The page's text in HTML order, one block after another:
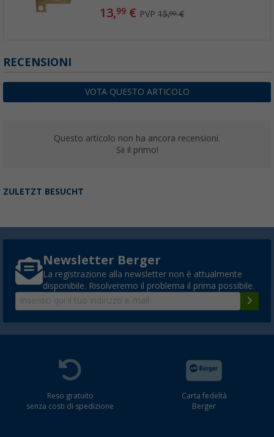
13,99 € PVP15,90€
RECENSIONI
VOTA QUESTO ARTICOLO
Questo articolo non ha ancora recensioni.
Sii il primo!
ZULETZT BESUCHT
Newsletter Berger
La registrazione alla newsletter non è attualmente
disponibile. Risolveremo il problema il prima possibile.
Reso gratuito
senza costi di spedizione
Carta fedeltà
Berger